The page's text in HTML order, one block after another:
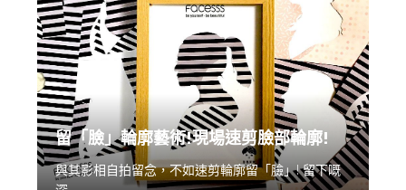
留「臉」輪廓藝術!現場速剪臉部輪廓!
與其影相自拍留念，不如速剪輪廓留「臉」! 留下嘅